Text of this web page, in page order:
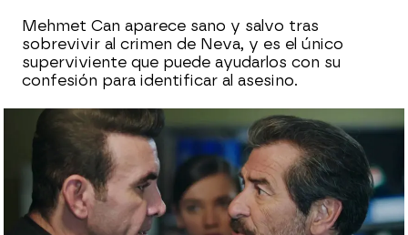
Mehmet Can aparece sano y salvo tras
sobrevivir al crimen de Neva, y es el único
superviviente que puede ayudarlos con su
confesión para identificar al asesino.